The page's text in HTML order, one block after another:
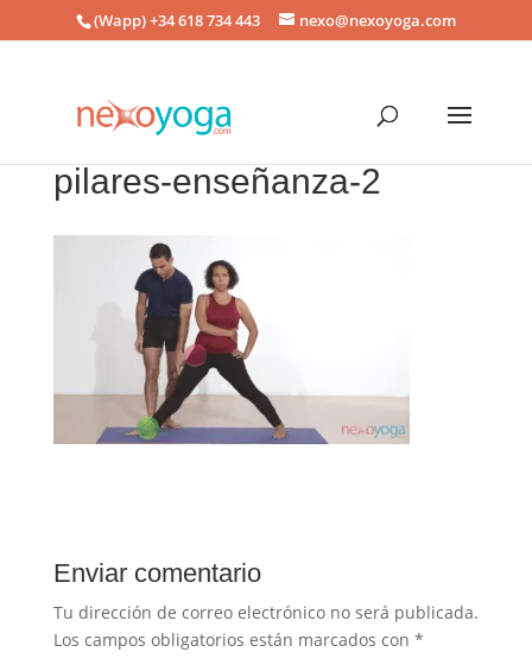
(Wapp) +34 618 734 443 nexo@nexoyoga.com
pilares-enseñanza-2
Enviar comentario
Tu dirección de correo electrónico no será publicada.
Los campos obligatorios están marcados con *